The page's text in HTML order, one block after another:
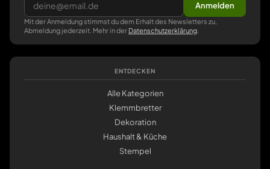
Anmelden
Mit der Anmeldung stimmst du dem Erhalt des Newsletters zu,
Abmeldung jederzeit. Mehr in der Datenschutzerklärung
ENTDECKEN
Alle Kategorien
Klemmbretter
Dekoration
Haushalt & Küche
Stempel